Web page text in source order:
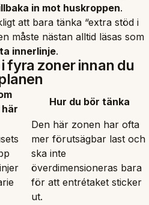
in mot huskroppen.
att bara tänka “extra stöd i
måste nästan alltid läsas som
innerlinje.
fyra zoner innan du
Hur du bör tänka
Den här zonen har ofta
mer förutsägbar last och
ska inte
överdimensioneras bara
för att entrétaket sticker
ut.